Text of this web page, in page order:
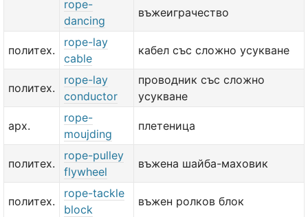
rope-
dancing
въжеиграчество
политех.
rope-lay
cable
кабел със сложно усукване
политех.
rope-lay
conductor
проводник със сложно
усукване
арх.
rope-
moujding
плетеница
политех.
rope-pulley
flywheel
въжена шайба-маховик
политех.
rope-tackle
block
въжен ролков блок